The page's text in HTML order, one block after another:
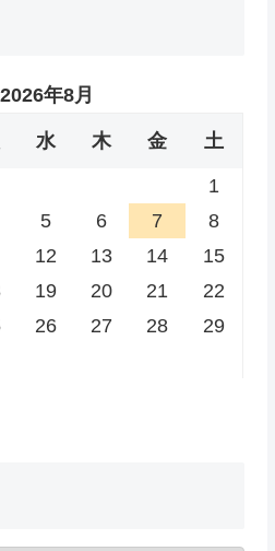
2026年8月
水 木 金 土
1
5 6 7
8
12 13 14
15
19 20 21
22
26 27 28
29